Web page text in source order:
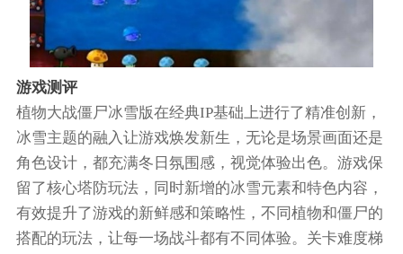
游戏测评
植物大战僵尸冰雪版在经典IP基础上进行了精准创新，
冰雪主题的融入让游戏焕发新生，无论是场景画面还是
角色设计，都充满冬日氛围感，视觉体验出色。游戏保
留了核心塔防玩法，同时新增的冰雪元素和特色内容，
有效提升了游戏的新鲜感和策略性，不同植物和僵尸的
搭配的玩法，让每一场战斗都有不同体验。关卡难度梯